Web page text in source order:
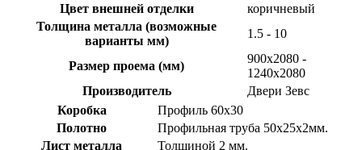
Цвет внешней отделки
коричневый
Толщина металла (возможные
варианты мм)
1.5 - 10
Размер проема (мм)
900х2080 -
1240х2080
Производитель
Двери Зевс
Коробка
Профиль 60х30
Полотно
Профильная труба 50х25х2мм.
Лист металла
Толщиной 2 мм.